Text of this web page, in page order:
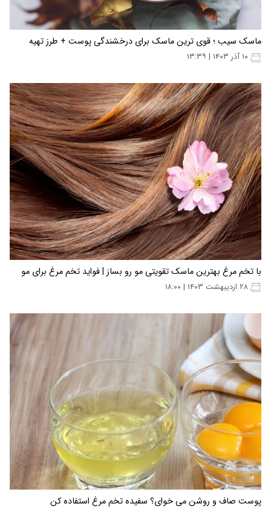
ماسک سیب ؛ قوی ترین ماسک برای درخشندگی پوست + طرز تهیه
با تخم مرغ بهترین ماسک تقویتی مو رو بساز | فواید تخم مرغ برای مو‌
پوست صاف و روشن می خوای؟ سفیده تخم مرغ استفاده کن